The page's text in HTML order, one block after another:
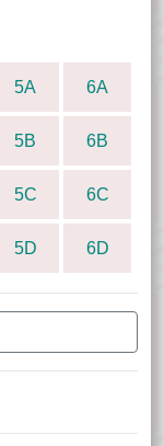
5A 6A
5B 6B
5C 6C
5D 6D